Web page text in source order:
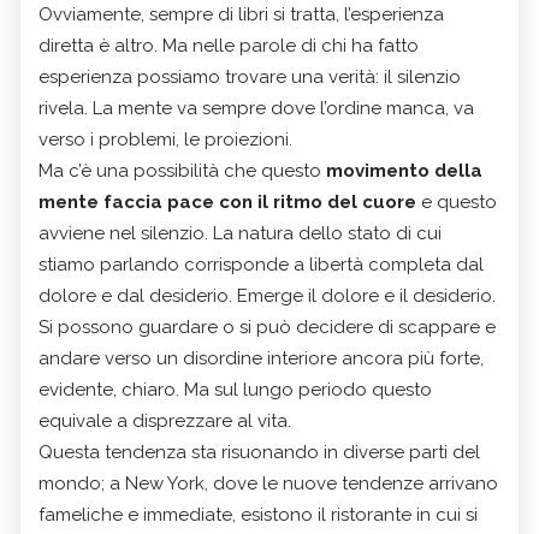
Ovviamente, sempre di libri si tratta, l’esperienza
diretta è altro. Ma nelle parole di chi ha fatto
esperienza possiamo trovare una verità: il silenzio
rivela. La mente va sempre dove l’ordine manca, va
verso i problemi, le proiezioni.
Ma c’è una possibilità che questo movimento della
mente faccia pace con il ritmo del cuore e questo
avviene nel silenzio. La natura dello stato di cui
stiamo parlando corrisponde a libertà completa dal
dolore e dal desiderio. Emerge il dolore e il desiderio.
Si possono guardare o si può decidere di scappare e
andare verso un disordine interiore ancora più forte,
evidente, chiaro. Ma sul lungo periodo questo
equivale a disprezzare al vita.
Questa tendenza sta risuonando in diverse parti del
mondo; a New York, dove le nuove tendenze arrivano
fameliche e immediate, esistono il ristorante in cui si